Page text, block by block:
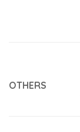
OTHERS